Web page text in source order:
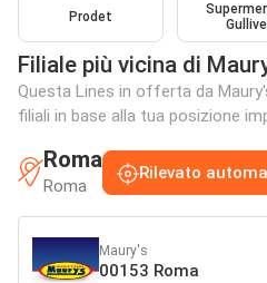
Prodet
Filiale più vicina di
Questa Lines in offerta da
filiali in base alla tua posizione
Roma
Roma
Rilevato
Maury's
00153 Roma